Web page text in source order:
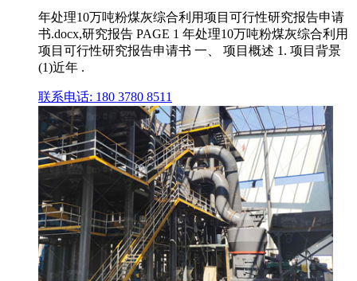
年处理10万吨粉煤灰综合利用项目可行性研究报告申请
书.docx,研究报告 PAGE 1 年处理10万吨粉煤灰综合利用
项目可行性研究报告申请书 一、 项目概述 1. 项目背景
(1)近年 .
联系电话: 180 3780 8511